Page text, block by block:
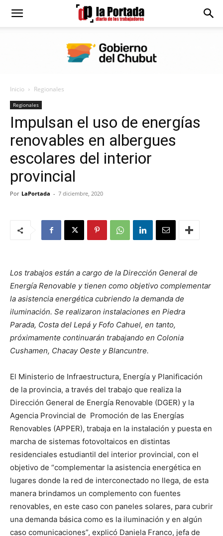
Diario
Portada
Inicio Regionales
Regionales
Impulsan el uso de energías
renovables en albergues
escolares del interior
provincial
Por LaPortada - 7 diciembre, 2020
Los trabajos están a cargo de la Dirección General de
Energía Renovable y tienen como objetivo complementar
la asistencia energética cubriendo la demanda de
iluminación. Se realizaron instalaciones en Piedra
Parada, Costa del Lepá y Fofo Cahuel, en tanto,
próximamente continuarán trabajando en Colonia
Cushamen, Chacay Oeste y Blancuntre.
El Ministerio de Infraestructura, Energía y Planificación
de la provincia, a través del trabajo que realiza la
Dirección General de Energía Renovable (DGER) y la
Agencia Provincial de Promoción de las Energías
Renovables (APPER), trabaja en la instalación y puesta en
marcha de sistemas fotovoltaicos en distintas
residenciales estudiantil del interior provincial, con el
objetivo de “complementar la asistencia energética en
lugares donde la red de interconectado no llega, de esta
manera brindamos un complemento con fuentes
renovables, en este caso con paneles solares, para cubrir
una demanda básica como es la iluminación y en algún
caso comunicaciones”, explicó Daniela Franco, jefa de